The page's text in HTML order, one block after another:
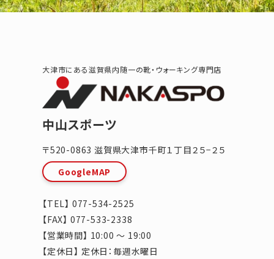
大津市にある滋賀県内随一の靴・ウォーキング専門店
中山スポーツ
〒520-0863 滋賀県大津市千町１丁目２５−２５
GoogleMAP
【TEL】 077-534-2525
【FAX】 077-533-2338
【営業時間】 10:00 ～ 19:00
【定休日】 定休日：毎週水曜日